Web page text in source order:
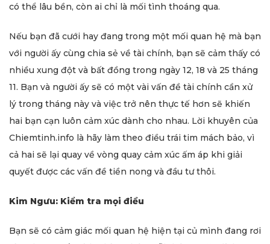
có thể lâu bền, còn ai chỉ là mối tình thoáng qua.
Nếu bạn đã cưới hay đang trong một mối quan hệ mà bạn
với người ấy cùng chia sẻ về tài chính, bạn sẽ cảm thấy có
nhiều xung đột và bất đồng trong ngày 12, 18 và 25 tháng
11. Bạn và người ấy sẽ có một vài vấn đề tài chính cần xử
lý trong tháng này và việc trở nên thực tế hơn sẽ khiến
hai bạn cạn luôn cảm xúc dành cho nhau. Lời khuyên của
Chiemtinh.info là hãy làm theo điều trái tim mách bảo, vì
cả hai sẽ lại quay về vòng quay cảm xúc ấm áp khi giải
quyết được các vấn đề tiền nong và đầu tư thôi.
Kim Ngưu: Kiểm tra mọi điều
Bạn sẽ có cảm giác mối quan hệ hiện tại củ mình đang rơi